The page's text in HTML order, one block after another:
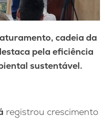
cadeia da
pela eficiência
sustentável.
registrou crescimento